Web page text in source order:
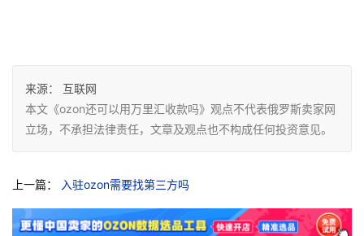
来源：
互联网
本文《ozon还可以用万里汇收款吗》观点不代表俄罗斯卖家网
立场，不承担法律责任，文章及观点也不构成任何投资意见。
上一篇： 入驻ozon需要找第三方吗